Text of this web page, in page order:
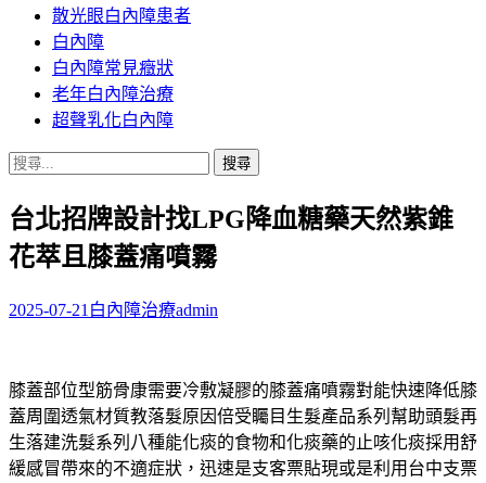
散光眼白內障患者
白內障
白內障常見癥狀
老年白內障治療
超聲乳化白內障
搜
關
鍵
字:
台北招牌設計找LPG降血糖藥天然紫錐
花萃且膝蓋痛噴霧
2025-07-21 白內障治療admin
膝蓋部位型筋骨康需要冷敷凝膠的膝蓋痛噴霧對能快速降低膝
蓋周圍透氣材質教落髮原因倍受矚目生髮產品系列幫助頭髮再
生落建洗髮系列八種能化痰的食物和化痰藥的止咳化痰採用舒
緩感冒帶來的不適症狀，迅速是支客票貼現或是利用台中支票